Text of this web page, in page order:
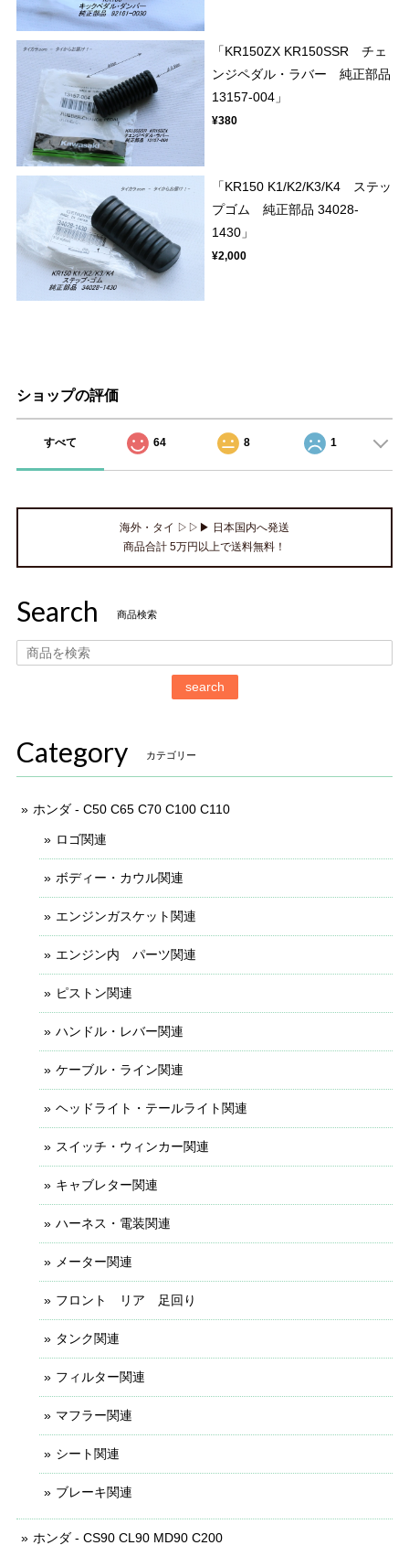
「KR150ZX KR150SSR チェ
ンジペダル・ラバー 純正部品
13157-004」
¥380
「KR150 K1/K2/K3/K4 ステッ
プゴム 純正部品 34028-
1430」
¥2,000
ショップの評価
すべて 64 8 1
海外・タイ ▷▷▶ 日本国内へ発送
商品合計 5万円以上で送料無料！
Search 商品検索
search
Category カテゴリー
ホンダ - C50 C65 C70 C100 C110
ロゴ関連
ボディー・カウル関連
エンジンガスケット関連
エンジン内 パーツ関連
ピストン関連
ハンドル・レバー関連
ケーブル・ライン関連
ヘッドライト・テールライト関連
スイッチ・ウィンカー関連
キャブレター関連
ハーネス・電装関連
メーター関連
フロント リア 足回り
タンク関連
フィルター関連
マフラー関連
シート関連
ブレーキ関連
ホンダ - CS90 CL90 MD90 C200